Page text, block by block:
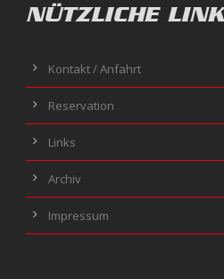
NÜTZLICHE
Kontakt / Anfahrt
Reservation
Links
Archiv
Impressum